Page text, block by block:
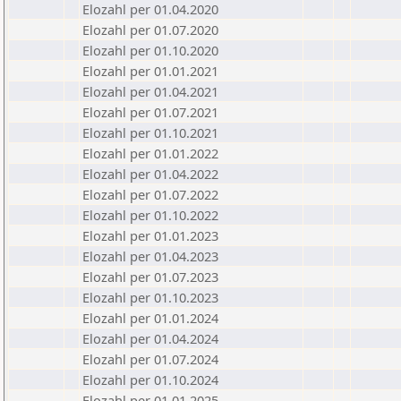
Elozahl per 01.04.2020
Elozahl per 01.07.2020
Elozahl per 01.10.2020
Elozahl per 01.01.2021
Elozahl per 01.04.2021
Elozahl per 01.07.2021
Elozahl per 01.10.2021
Elozahl per 01.01.2022
Elozahl per 01.04.2022
Elozahl per 01.07.2022
Elozahl per 01.10.2022
Elozahl per 01.01.2023
Elozahl per 01.04.2023
Elozahl per 01.07.2023
Elozahl per 01.10.2023
Elozahl per 01.01.2024
Elozahl per 01.04.2024
Elozahl per 01.07.2024
Elozahl per 01.10.2024